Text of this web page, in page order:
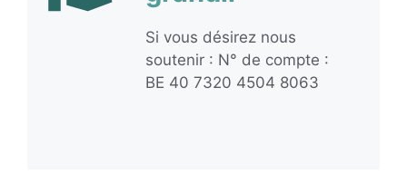
Si vous désirez nous
soutenir : N° de compte :
BE 40 7320 4504 8063